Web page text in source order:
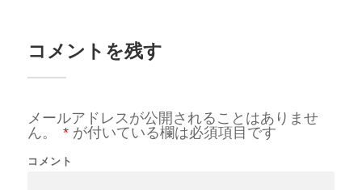
コメントを残す
メールアドレスが公開されることはありませ
ん。
*が付いている欄は必須項目です
コメント